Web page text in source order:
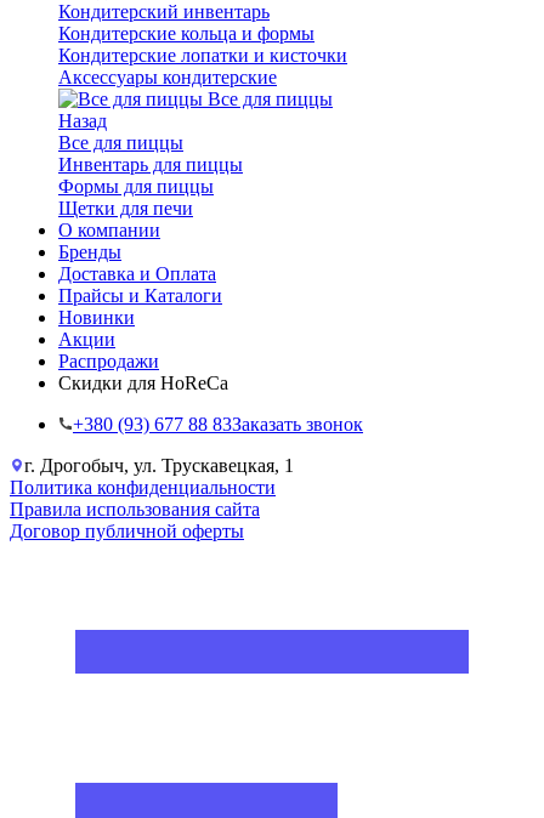
Кондитерский инвентарь
Кондитерские кольца и формы
Кондитерские лопатки и кисточки
Аксессуары кондитерские
Все для пиццы
Назад
Все для пиццы
Инвентарь для пиццы
Формы для пиццы
Щетки для печи
О компании
Бренды
Доставка и Оплата
Прайсы и Каталоги
Новинки
Акции
Распродажи
Скидки для HoReCa
+38‎0 (93) 677 88 83Заказать звонок
г. Дрогобыч, ул. Трускавецкая, 1
Политика конфиденциальности
Правила использования сайта
Договор публичной оферты